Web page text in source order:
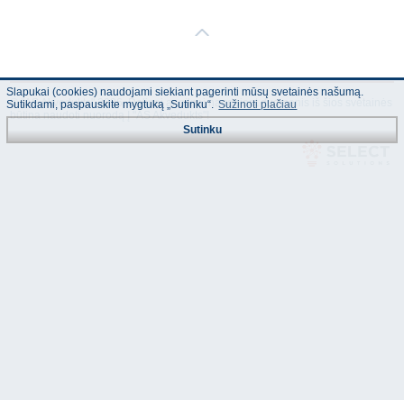
© "AS Akvedukts" 2026. Dalinai ar pilnai naudojant duomenis iš šios svetainės
būtina naudoti nuorodą Į "AS Akvedukts"!
Slapukai (cookies) naudojami siekiant pagerinti mūsų svetainės našumą.
Sutikdami, paspauskite mygtuką „Sutinku“. Sužinoti plačiau
Sutinku